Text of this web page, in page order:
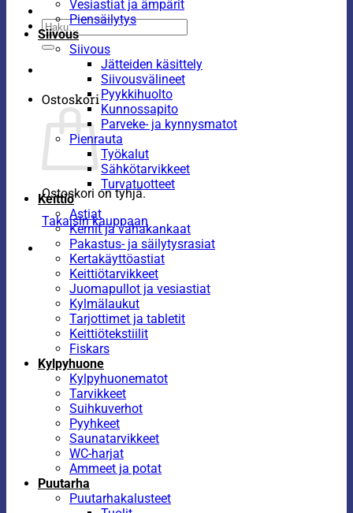
Etsi:
Ostoskori
Ostoskori on tyhjä.
Takaisin kauppaan
Vesiastiat ja ämpärit
Piensäilytys
Siivous
Siivous
Jätteiden käsittely
Siivousvälineet
Pyykkihuolto
Kunnossapito
Parveke- ja kynnysmatot
Pienrauta
Työkalut
Sähkötarvikkeet
Turvatuotteet
Keittiö
Astiat
Kernit ja vahakankaat
Pakastus- ja säilytysrasiat
Kertakäyttöastiat
Keittiötarvikkeet
Juomapullot ja vesiastiat
Kylmälaukut
Tarjottimet ja tabletit
Keittiötekstiilit
Fiskars
Kylpyhuone
Kylpyhuonematot
Tarvikkeet
Suihkuverhot
Pyyhkeet
Saunatarvikkeet
WC-harjat
Ammeet ja potat
Puutarha
Puutarhakalusteet